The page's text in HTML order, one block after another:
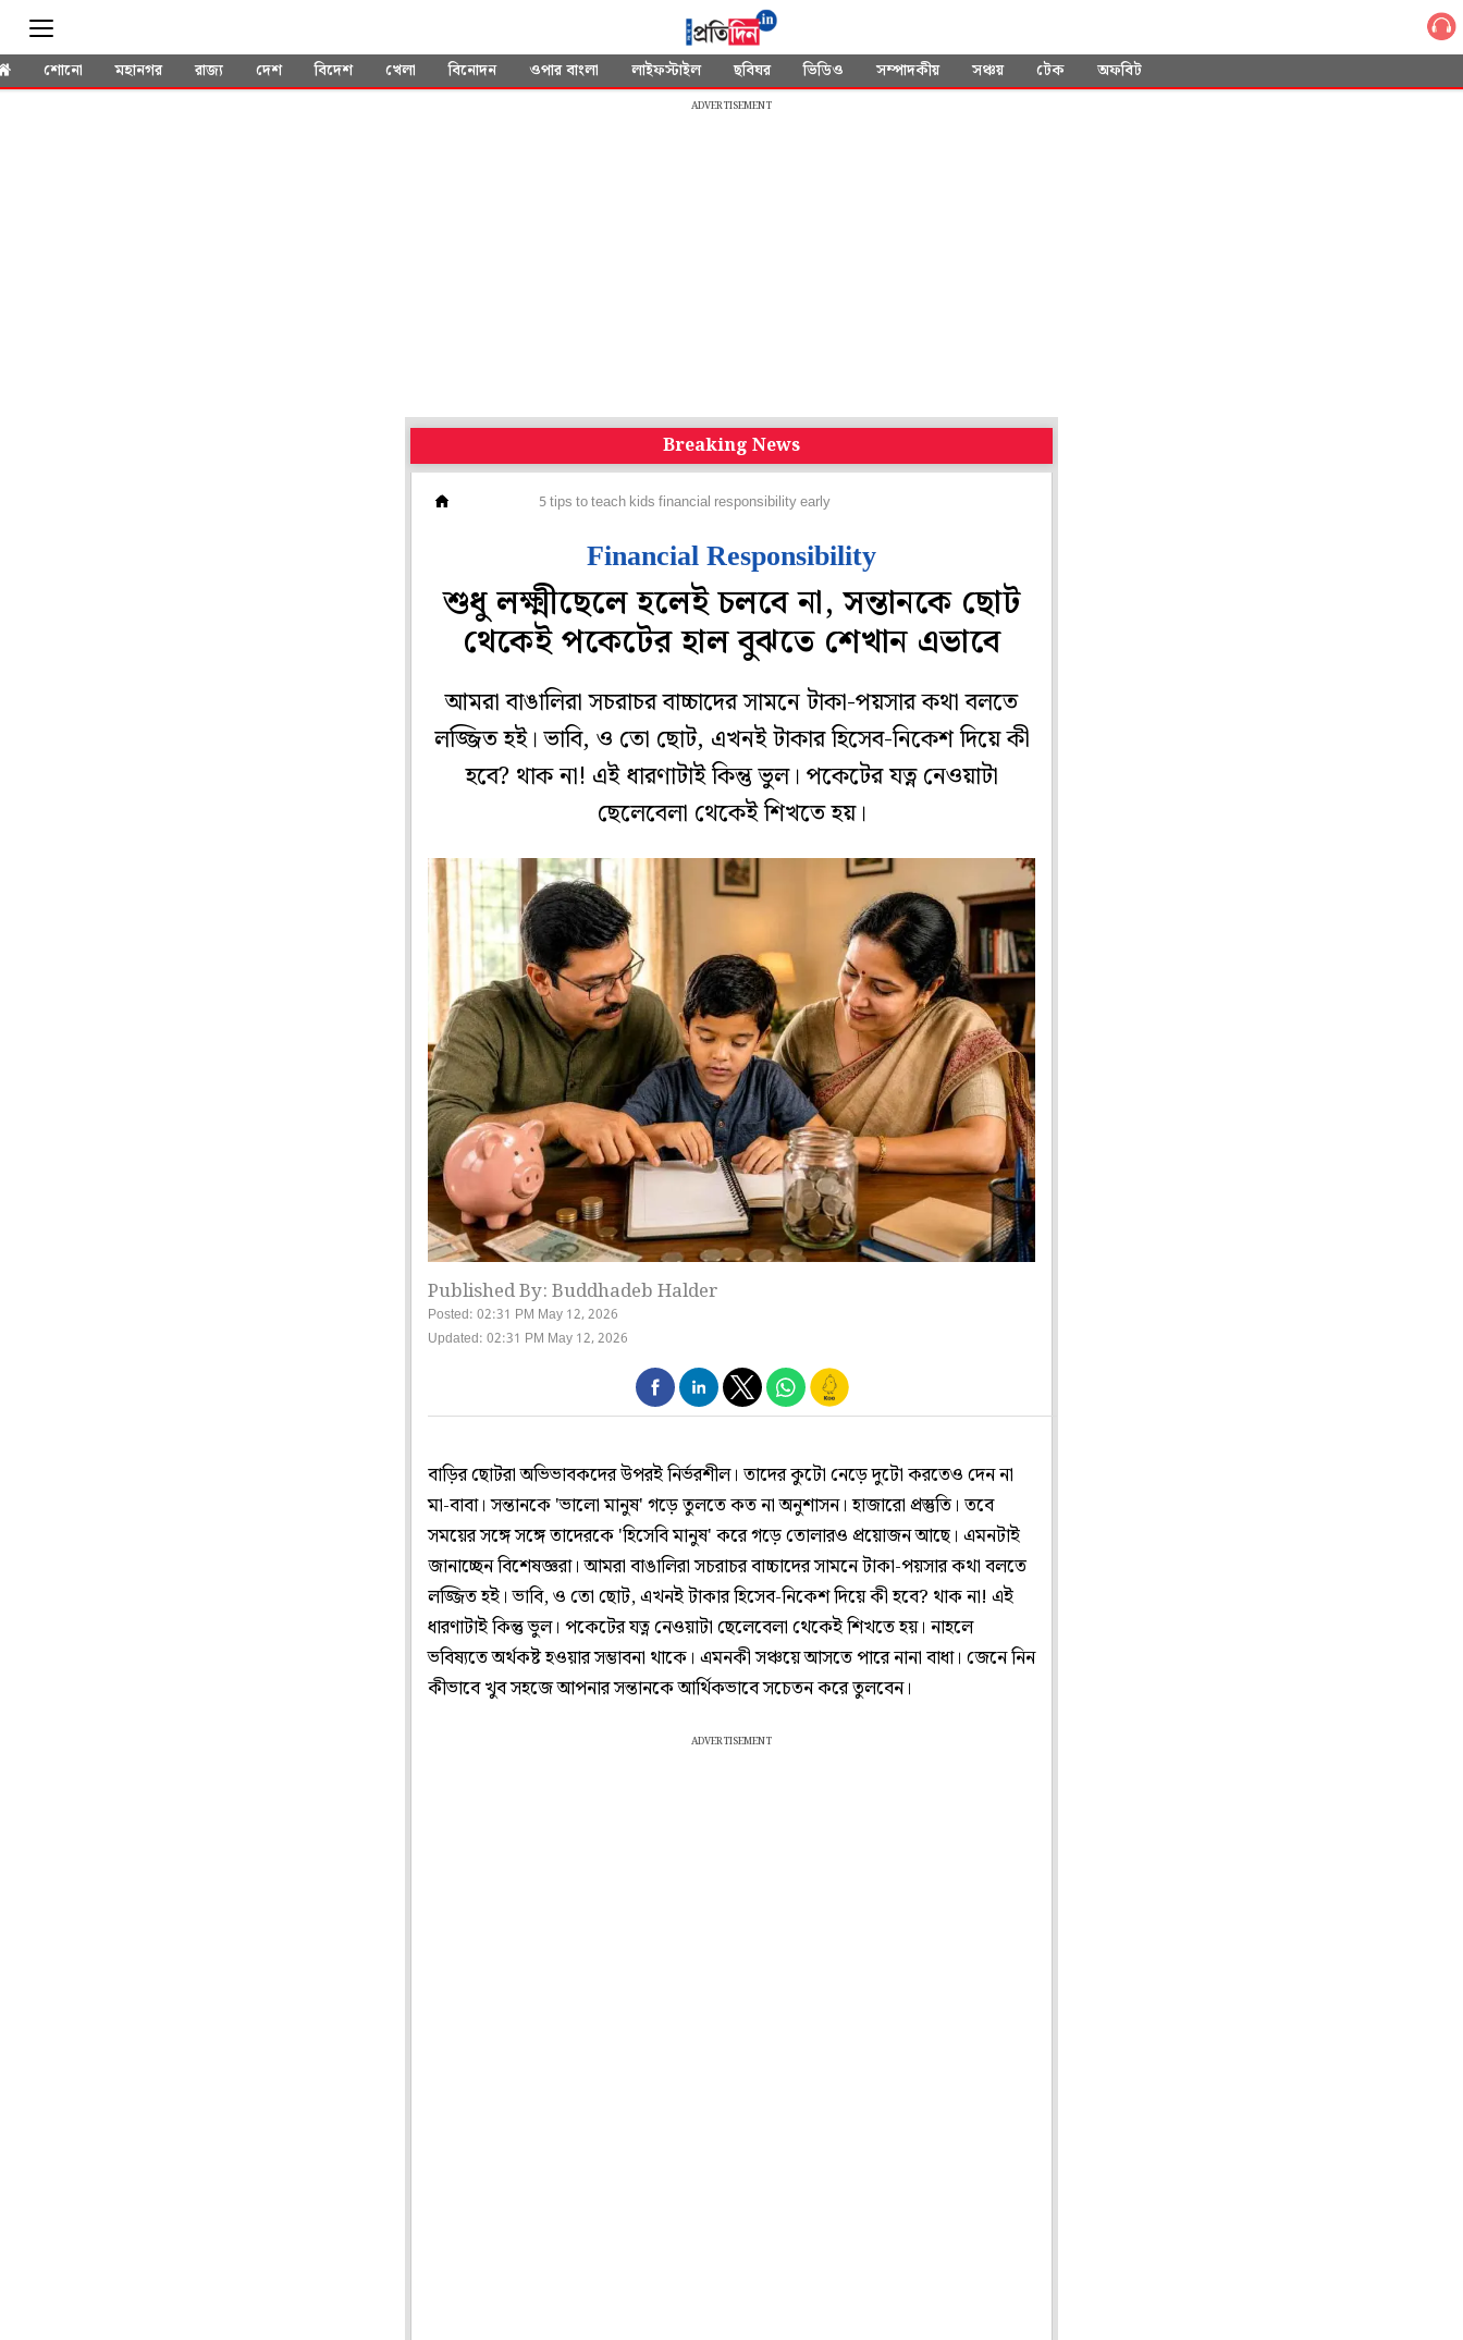
শোনো মহানগর রাজ্য দেশ বিদেশ খেলা বিনোদন ওপার বাংলা লাইফস্টাইল ছবিঘর ভিডিও সম্পাদকীয় সঞ্চয় টেক অফবিট
ADVERTISEMENT
Breaking News
5 tips to teach kids financial responsibility early
Financial Responsibility
শুধু লক্ষ্মীছেলে হলেই চলবে না, সন্তানকে ছোট
থেকেই পকেটের হাল বুঝতে শেখান এভাবে
আমরা বাঙালিরা সচরাচর বাচ্চাদের সামনে টাকা-পয়সার কথা বলতে
লজ্জিত হই। ভাবি, ও তো ছোট, এখনই টাকার হিসেব-নিকেশ দিয়ে কী
হবে? থাক না! এই ধারণাটাই কিন্তু ভুল। পকেটের যত্ন নেওয়াটা
ছেলেবেলা থেকেই শিখতে হয়।
Published By: Buddhadeb Halder
Posted: 02:31 PM May 12, 2026
Updated: 02:31 PM May 12, 2026
বাড়ির ছোটরা অভিভাবকদের উপরই নির্ভরশীল। তাদের কুটো নেড়ে দুটো করতেও দেন না
মা-বাবা। সন্তানকে 'ভালো মানুষ' গড়ে তুলতে কত না অনুশাসন। হাজারো প্রস্তুতি। তবে
সময়ের সঙ্গে সঙ্গে তাদেরকে 'হিসেবি মানুষ' করে গড়ে তোলারও প্রয়োজন আছে। এমনটাই
জানাচ্ছেন বিশেষজ্ঞরা। আমরা বাঙালিরা সচরাচর বাচ্চাদের সামনে টাকা-পয়সার কথা বলতে
লজ্জিত হই। ভাবি, ও তো ছোট, এখনই টাকার হিসেব-নিকেশ দিয়ে কী হবে? থাক না! এই
ধারণাটাই কিন্তু ভুল। পকেটের যত্ন নেওয়াটা ছেলেবেলা থেকেই শিখতে হয়। নাহলে
ভবিষ্যতে অর্থকষ্ট হওয়ার সম্ভাবনা থাকে। এমনকী সঞ্চয়ে আসতে পারে নানা বাধা। জেনে নিন
কীভাবে খুব সহজে আপনার সন্তানকে আর্থিকভাবে সচেতন করে তুলবেন।
ADVERTISEMENT